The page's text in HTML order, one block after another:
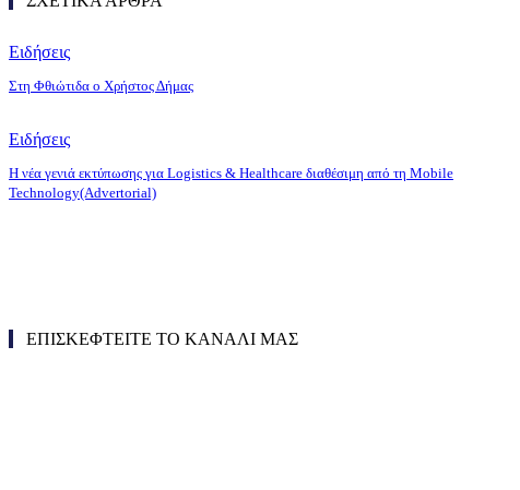
Ειδήσεις
Στη Φθιώτιδα ο Χρήστος Δήμας
Ειδήσεις
Η νέα γενιά εκτύπωσης για Logistics & Healthcare διαθέσιμη από τη Mobile
Technology(Advertorial)
ΕΠΙΣΚΕΦΤΕΙΤΕ ΤΟ ΚΑΝΑΛΙ ΜΑΣ